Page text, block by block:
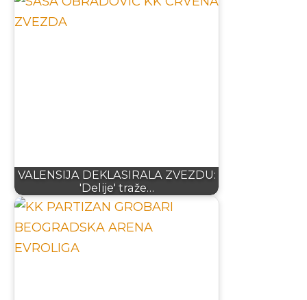
VALENSIJA DEKLASIRALA ZVEZDU:
'Delije' traže…